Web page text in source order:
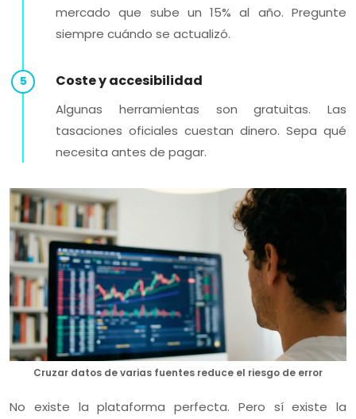
mercado que sube un 15% al año. Pregunte
siempre cuándo se actualizó.
Coste y accesibilidad
Algunas herramientas son gratuitas. Las
tasaciones oficiales cuestan dinero. Sepa qué
necesita antes de pagar.
Cruzar datos de varias fuentes reduce el riesgo de error
No existe la plataforma perfecta. Pero sí existe la